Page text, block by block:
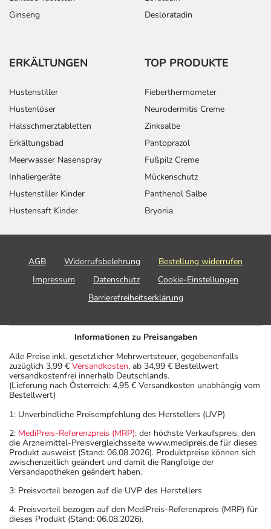
Ginseng
Desloratadin
ERKÄLTUNGEN
Hustenstiller
Hustenlöser
Halsschmerztabletten
Erkältungsbad
Meerwasser Nasenspray
Inhaliergeräte
Hustenstiller Kinder
Hustensaft Kinder
TOP PRODUKTE
Fieberthermometer
Neurodermitis Creme
Zinksalbe
Pantoprazol
Fußpilz Creme
Mückenschutz
Panthenol Salbe
Bryonia
AGB Widerrufsbelehrung
Bestellung widerrufen
Impressum
Datenschutz
Cookie-Einstellungen
Barrierefreiheitserklärung
Informationen zu Preisangaben
Alle Preise inkl. gesetzlicher Mehrwertsteuer, gegebenenfalls
zuzüglich 3,99 € Versandkosten, ab 34,99 € Bestellwert
versandkostenfrei innerhalb Deutschlands.
(Lieferung nach Österreich: 4,95 € Versandkosten unabhängig vom
Bestellwert)
1: Unverbindliche Preisempfehlung des Herstellers (UVP)
2: MediPreis-Referenzpreis (MRP): der höchste Verkaufspreis, den
die Arzneimittel-Preisvergleichsseite www.medipreis.de für dieses
Produkt ausweist (Stand: 06.08.2026). Produktpreise können sich
zwischenzeitlich geändert und damit die Rangfolge der
Versandapotheken geändert haben.
3: Preisvorteil bezogen auf die UVP des Herstellers
4: Preisvorteil bezogen auf den MediPreis-Referenzpreis (MRP) für
dieses Produkt (Stand: 06.08.2026).